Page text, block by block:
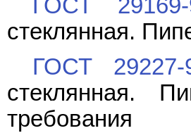
ГОСТ 29169-
стеклянная.
ГОСТ 29227-
стеклянная.
требования